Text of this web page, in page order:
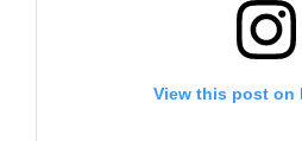
View this post on